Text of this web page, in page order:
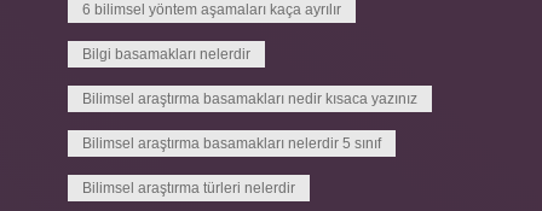
6 bilimsel yöntem aşamaları kaça ayrılır
Bilgi basamakları nelerdir
Bilimsel araştırma basamakları nedir kısaca yazınız
Bilimsel araştırma basamakları nelerdir 5 sınıf
Bilimsel araştırma türleri nelerdir